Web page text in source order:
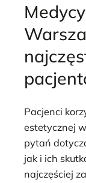
Pacjenci
estetycznej
pytań
jak i ich
najczęściej